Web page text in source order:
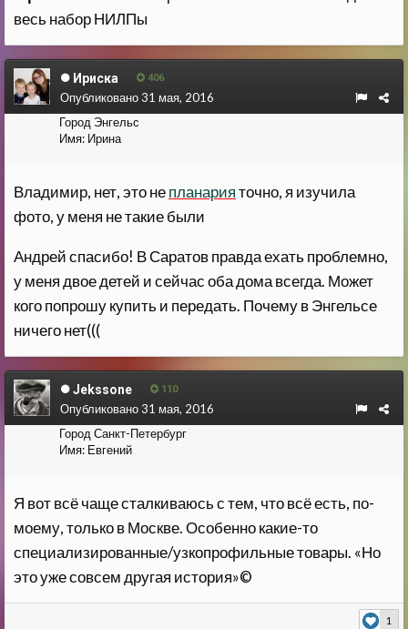
весь набор НИЛПы
Ириска 406
Город Энгельс
Имя: Ирина
Опубликовано31 мая, 2016
Владимир, нет, это непланарияточно, я изучила
фото, у меня не такие были
Андрей спасибо! В Саратов правда ехать проблемно,
у меня двое детей и сейчас оба дома всегда. Может
кого попрошу купить и передать. Почему в Энгельсе
ничего нет(((
Jekssone 110
Город Санкт-Петербург
Имя: Евгений
Опубликовано31 мая, 2016
Я вот всё чаще сталкиваюсь с тем, что всё есть, по-
моему, только в Москве. Особенно какие-то
специализированные/узкопрофильные товары. «Но
это уже совсем другая история»©
1